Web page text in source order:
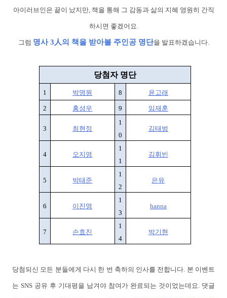
아이러브인은 끝이 났지만, 책을 통해 그 감동과 삶의 지혜 영원히 간직
하시면 좋겠어요.
그럼 명사 3人의 책을 받아볼 주인공 명단을 발표하겠습니다.
당첨자 명단
1 박명원 8 윤고래
2 홍성우 9 임재훈
3 최현정
1
0
김태범
4 오지영
1
1
김휘빈
5 박태준
1
2
은유
6 이진명
1
3
hanna
7 손효진
1
4
박기현
당첨되신 모든 분들에게 다시 한 번 축하의 인사를 전합니다. 본 이벤트
는 SNS 공유 후 기대평을 남겨야 참여가 완료되는 것이었는데요. 댓글